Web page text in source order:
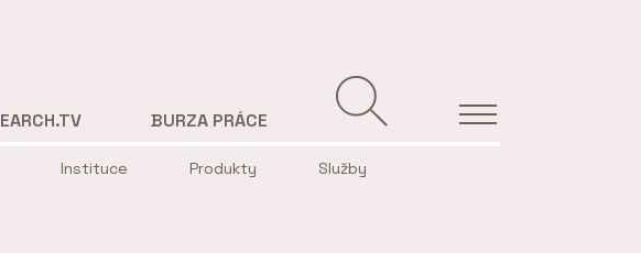
Instituce Produkty Služby
EARCH.TV BURZA PRÁCE